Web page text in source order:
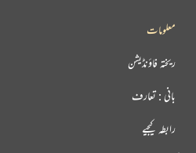
معلومات
ریختہ فاؤنڈیشن
بانی : تعارف
رابطہ کیجیے